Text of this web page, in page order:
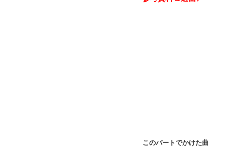
このパートでかけた曲